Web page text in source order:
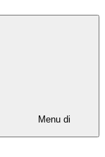
Menu di